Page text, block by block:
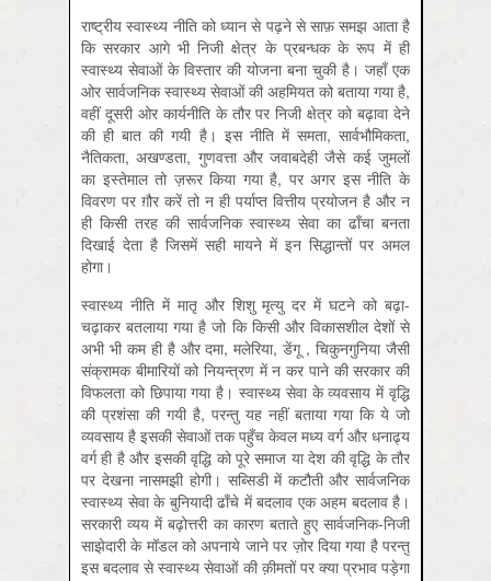
राष्ट्रीय स्वास्थ्य नीति को ध्यान से पढ़ने से साफ़ समझ आता है
कि सरकार आगे भी निजी क्षेत्र के प्रबन्धक के रूप में ही
स्वास्थ्य सेवाओं के विस्तार की योजना बना चुकी है। जहाँ एक
ओर सार्वजनिक स्वास्थ्य सेवाओं की अहमियत को बताया गया है,
वहीं दूसरी ओर कार्यनीति के तौर पर नि‍जी क्षेत्र को बढ़ावा देने
की ही बात की गयी है। इस नीति में समता, सार्वभौमिकता,
नैतिकता, अखण्डता, गुणवत्ता और जवाबदेही जैसे कई जुमलों
का इस्तेमाल तो ज़रूर किया गया है, पर अगर इस नीति के
विवरण पर ग़ौर करें तो न ही पर्याप्त वित्तीय प्रयोजन है और न
ही किसी तरह की सार्वजनिक स्वास्थ्य सेवा का ढाँचा बनता
दिखाई देता है जिसमें सही मायने में इन सिद्धान्तों पर अमल
होगा।
स्वास्थ्य नीति में मातृ और शिशु मृत्यु दर में घटने को बढ़ा-
चढ़ाकर बतलाया गया है जो कि किसी और विकासशील देशों से
अभी भी कम ही है और दमा, मलेरिया, डेंगू , चिकुनगुनिया जैसी
संक्रामक बीमारियों को नियन्त्रण में न कर पाने की सरकार की
विफलता को छिपाया गया है। स्वास्थ्य सेवा के व्यवसाय में वृद्धि
की प्रशंसा की गयी है, परन्तु यह नहीं बताया गया कि ये जो
व्यवसाय है इसकी सेवाओं तक पहुँच केवल मध्य वर्ग और धनाढ्य
वर्ग ही है और इसकी वृद्धि को पूरे समाज या देश की वृद्धि के तौर
पर देखना नासमझी होगी। सब्सिडी में कटौती और सार्वजनिक
स्वास्थ्य सेवा के बुनियादी ढाँचे में बदलाव एक अहम बदलाव है।
सरकारी व्यय में बढ़ोत्तरी का कारण बताते हुए सार्वजनिक-निजी
साझेदारी के मॉडल को अपनाये जाने पर ज़ोर दिया गया है परन्तु
इस बदलाव से स्वास्थ्य सेवाओं की क़ीमतों पर क्या प्रभाव पड़ेगा